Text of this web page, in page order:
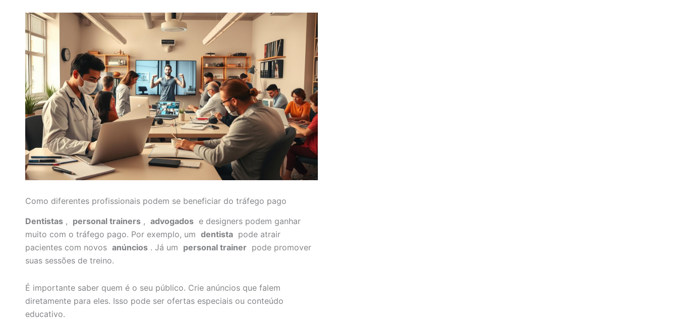
Como diferentes profissionais podem se beneficiar do tráfego pago
Dentistas , personal trainers , advogados e designers podem ganhar
muito com o tráfego pago. Por exemplo, um dentista pode atrair
pacientes com novos anúncios . Já um personal trainer pode promover
suas sessões de treino.
É importante saber quem é o seu público. Crie anúncios que falem
diretamente para eles. Isso pode ser ofertas especiais ou conteúdo
educativo.